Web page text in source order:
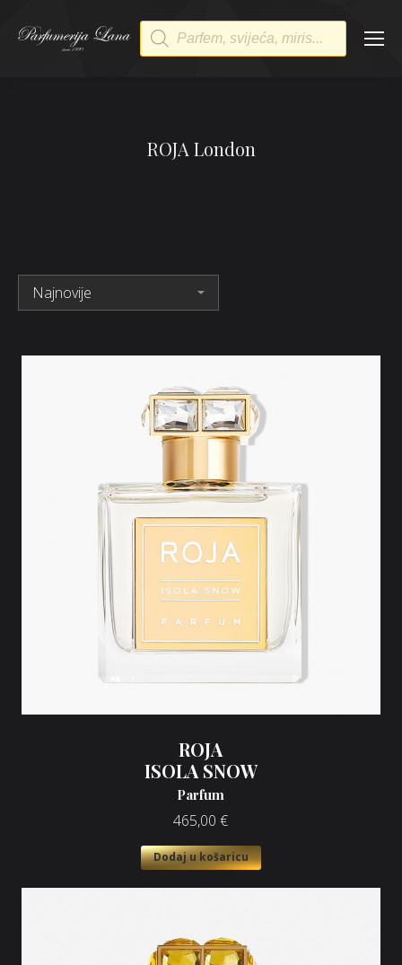
Products
search
ROJA London
ROJA
ISOLA SNOW
Parfum
465,00 €
Dodaj u košaricu